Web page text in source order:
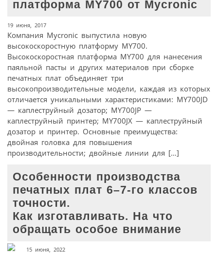
платформа MY700 от Mycronic
19 июня, 2017
Компания Mycronic выпустила новую
высокоскоростную платформу MY700.
Высокоскоростная платформа MY700 для нанесения
паяльной пасты и других материалов при сборке
печатных плат объединяет три
высокопроизводительные модели, каждая из которых
отличается уникальными характеристиками: MY700JD
— каплеструйный дозатор; MY700JP —
каплеструйный принтер; MY700JX — каплеструйный
дозатор и принтер. Основные преимущества:
двойная головка для повышения
производительности; двойные линии для […]
Особенности производства
печатных плат 6–7‑го классов
точности.
Как изготавливать. На что
обращать особое внимание
15 июня, 2022